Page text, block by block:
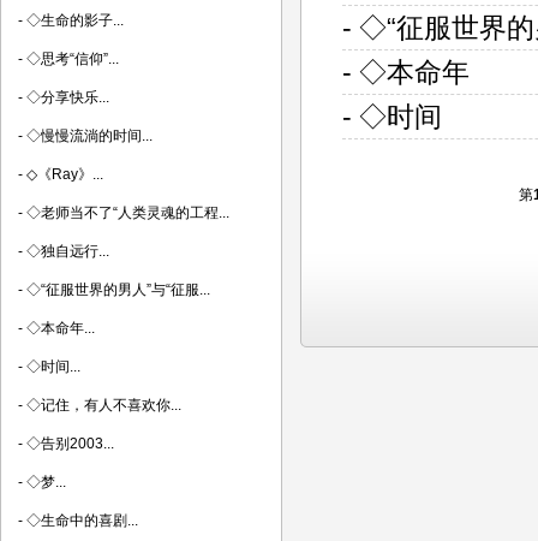
- ◇“征服世界的
- ◇本命年
- ◇时间
第
- ◇生命的影子...
- ◇思考“信仰”...
- ◇分享快乐...
- ◇慢慢流淌的时间...
- ◇《Ray》...
- ◇老师当不了“人类灵魂的工程...
- ◇独自远行...
- ◇“征服世界的男人”与“征服...
- ◇本命年...
- ◇时间...
- ◇记住，有人不喜欢你...
- ◇告别2003...
- ◇梦...
- ◇生命中的喜剧...